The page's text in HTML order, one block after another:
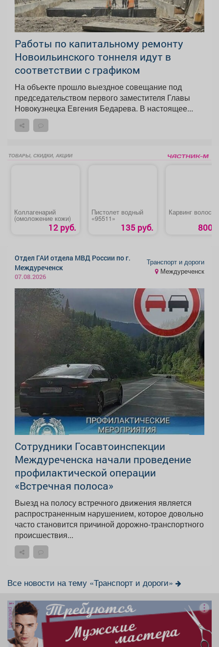
Работы по капитальному ремонту
Новоильинского тоннеля идут в
соответствии с графиком
На объекте прошло выездное совещание под
председательством первого заместителя Главы
Новокузнецка Евгения Бедарева. В настоящее...
ТОВАРЫ, СКИДКИ, АКЦИИ
Коллагенарий
(омоложение кожи)
12 руб.
Пистолет водный
«95511»
135 руб.
Карвинг волос
800
Отдел ГАИ отдела МВД России по г.
Междуреченск
07.08.2026
Транспорт и дороги
Междуреченск
Сотрудники Госавтоинспекции
Междуреченска начали проведение
профилактической операции
«Встречная полоса»
Выезд на полосу встречного движения является
распространенным нарушением, которое довольно
часто становится причиной дорожно-транспортного
происшествия...
Все новости на тему «Транспорт и дороги»
реклама